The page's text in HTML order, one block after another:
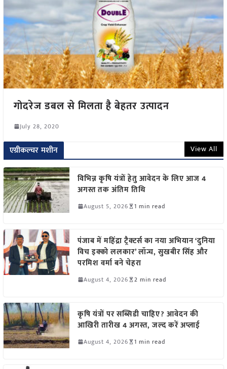
गोदरेज डबल से मिलता है बेहतर उत्पादन
July 28, 2020
एग्रीकल्चर मशीन View All
विभिन्न कृषि यंत्रों हेतु आवेदन के लिए आज 4
अगस्त तक अंतिम तिथि
August 5, 2026 1 min read
पंजाब में महिंद्रा ट्रैक्टर्स का नया अभियान ‘दुनिया
विच इक्को ललकार’ लॉन्च, सुखबीर सिंह और
परमिश वर्मा बने चेहरा
August 4, 2026 2 min read
कृषि यंत्रों पर सब्सिडी चाहिए? आवेदन की
आखिरी तारीख 4 अगस्त, जल्द करें अप्लाई
August 4, 2026 1 min read